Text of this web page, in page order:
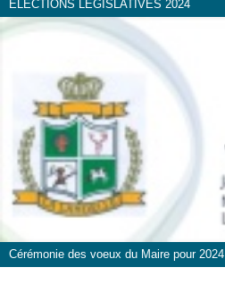
ÉLECTIONS LÉGISLATIVES 2024
Cérémonie des voeux du Maire pour 2024